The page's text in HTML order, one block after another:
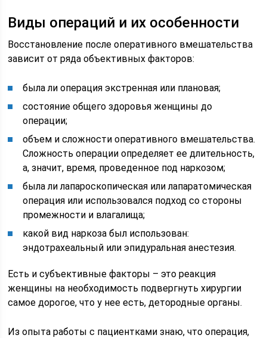
Виды операций и их особенности
Восстановление после оперативного вмешательства
зависит от ряда объективных факторов:
была ли операция экстренная или плановая;
состояние общего здоровья женщины до
операции;
объем и сложности оперативного вмешательства.
Сложность операции определяет ее длительность,
а, значит, время, проведенное под наркозом;
была ли лапароскопическая или лапаратомическая
операция или использовался подход со стороны
промежности и влагалища;
какой вид наркоза был использован:
эндотрахеальный или эпидуральная анестезия.
Есть и субъективные факторы – это реакция
женщины на необходимость подвергнуть хирургии
самое дорогое, что у нее есть, детородные органы.
Из опыта работы с пациентками знаю, что операция,